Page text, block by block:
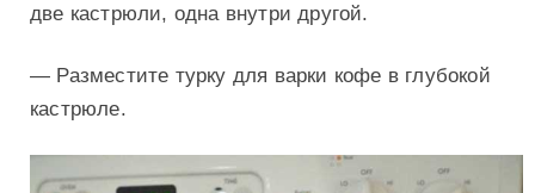
две кастрюли, одна внутри другой.
— Разместите турку для варки кофе в глубокой
кастрюле.